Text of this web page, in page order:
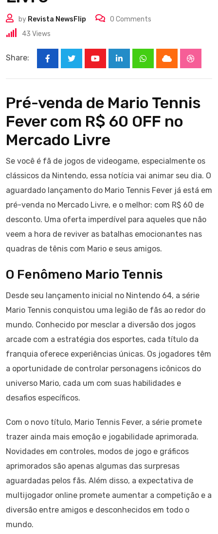
by Revista NewsFlip 0 Comments
43 Views
Share:
LinkedInWhatsappCloud
Pré-venda de Mario Tennis
Fever com R$ 60 OFF no
Mercado Livre
Se você é fã de jogos de videogame, especialmente os
clássicos da Nintendo, essa notícia vai animar seu dia. O
aguardado lançamento do Mario Tennis Fever já está em
pré-venda no Mercado Livre, e o melhor: com R$ 60 de
desconto. Uma oferta imperdível para aqueles que não
veem a hora de reviver as batalhas emocionantes nas
quadras de tênis com Mario e seus amigos.
O Fenômeno Mario Tennis
Desde seu lançamento inicial no Nintendo 64, a série
Mario Tennis conquistou uma legião de fãs ao redor do
mundo. Conhecido por mesclar a diversão dos jogos
arcade com a estratégia dos esportes, cada título da
franquia oferece experiências únicas. Os jogadores têm
a oportunidade de controlar personagens icônicos do
universo Mario, cada um com suas habilidades e
desafios específicos.
Com o novo título, Mario Tennis Fever, a série promete
trazer ainda mais emoção e jogabilidade aprimorada.
Novidades em controles, modos de jogo e gráficos
aprimorados são apenas algumas das surpresas
aguardadas pelos fãs. Além disso, a expectativa de
multijogador online promete aumentar a competição e a
diversão entre amigos e desconhecidos em todo o
mundo.